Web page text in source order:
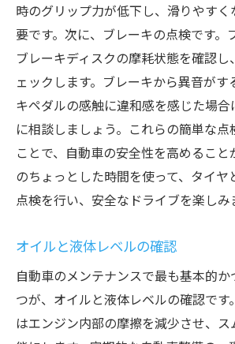
時のグリップ力が低下し、滑りやす
要です。次に、ブレーキの点検です。
ブレーキディスクの摩耗状態を確認
ェックします。ブレーキから異音がす
キペダルの感触に違和感を感じた場
に相談しましょう。これらの簡単な点
ことで、自動車の安全性を高めること
のちょっとした時間を使って、タイヤ
点検を行い、安全なドライブを楽しみ
オイルと液体レベルの確認
自動車のメンテナンスで最も基本的
つが、オイルと液体レベルの確認です
はエンジン内部の摩擦を減少させ、